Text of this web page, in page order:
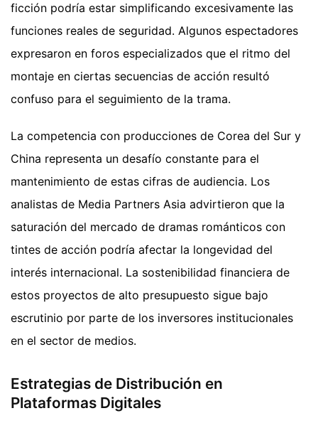
ficción podría estar simplificando excesivamente las
funciones reales de seguridad. Algunos espectadores
expresaron en foros especializados que el ritmo del
montaje en ciertas secuencias de acción resultó
confuso para el seguimiento de la trama.
La competencia con producciones de Corea del Sur y
China representa un desafío constante para el
mantenimiento de estas cifras de audiencia. Los
analistas de Media Partners Asia advirtieron que la
saturación del mercado de dramas románticos con
tintes de acción podría afectar la longevidad del
interés internacional. La sostenibilidad financiera de
estos proyectos de alto presupuesto sigue bajo
escrutinio por parte de los inversores institucionales
en el sector de medios.
Estrategias de Distribución en
Plataformas Digitales